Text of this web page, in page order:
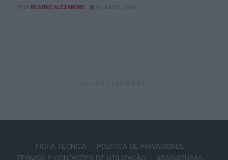
POR BEATRIZ ALEXANDRE 31 JULHO, 2026
FICHA TÉCNICA
POLÍTICA DE PRIVACIDADE
TERMOS E CONDIÇÕES DE UTILIZAÇÃO
ASSINATURAS